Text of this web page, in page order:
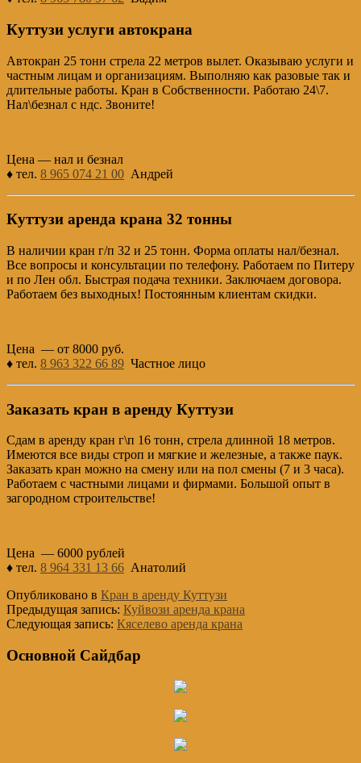
Куттузи услуги автокрана
Автокран 25 тонн стрела 22 метров вылет. Оказываю услуги и
частным лицам и организациям. Выполняю как разовые так и
длительные работы. Кран в Собственности. Работаю 24\7.
Нал\безнал с ндс. Звоните!
Цена — нал и безнал
♦ тел. 8 965 074 21 00 Андрей
Куттузи аренда крана 32 тонны
В наличии кран г/п 32 и 25 тонн. Форма оплаты нал/безнал.
Все вопросы и консультации по телефону. Работаем по Питеру
и по Лен обл. Быстрая подача техники. Заключаем договора.
Работаем без выходных! Постоянным клиентам скидки.
Цена — от 8000 руб.
♦ тел. 8 963 322 66 89 Частное лицо
Заказать кран в аренду Куттузи
Сдам в аренду кран г\п 16 тонн, стрела длинной 18 метров.
Имеются все виды строп и мягкие и железные, а также паук.
Заказать кран можно на смену или на пол смены (7 и 3 часа).
Работаем с частными лицами и фирмами. Большой опыт в
загородном строительстве!
Цена — 6000 рублей
♦ тел. 8 964 331 13 66 Анатолий
Опубликовано в Кран в аренду Куттузи
Предыдущая запись: Куйвози аренда крана
Следующая запись: Кяселево аренда крана
Основной Сайдбар